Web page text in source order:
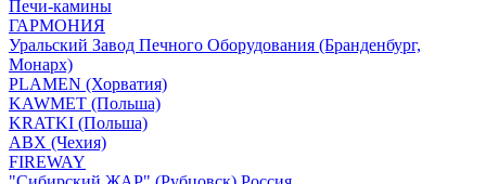
Печи-камины
ГАРМОНИЯ
Уральский Завод Печного Оборудования (Бранденбург,
Монарх)
PLAMEN (Хорватия)
KAWMET (Польша)
KRATKI (Польша)
ABX (Чехия)
FIREWAY